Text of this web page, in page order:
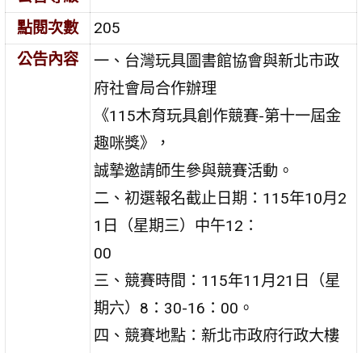
點閱次數
205
公告內容
一、台灣玩具圖書館協會與新北市政
府社會局合作辦理
《115木育玩具創作競賽-第十一屆金
趣咪獎》，
誠摯邀請師生參與競賽活動。
二、初選報名截止日期：115年10月2
1日（星期三）中午12：
00
三、競賽時間：115年11月21日（星
期六）8：30-16：00。
四、競賽地點：新北市政府行政大樓